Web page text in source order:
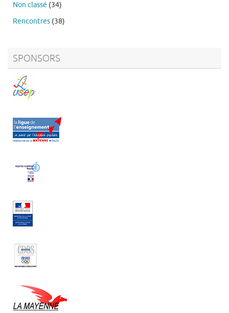
Non classé (34)
Rencontres (38)
SPONSORS